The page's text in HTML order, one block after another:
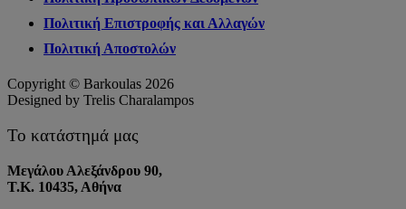
Πολιτική Επιστροφής και Αλλαγών
Πολιτική Αποστολών
Copyright © Barkoulas 2026
Designed by Trelis Charalampos
Το κατάστημά μας
Μεγάλου Αλεξάνδρου 90,
Τ.Κ. 10435, Αθήνα